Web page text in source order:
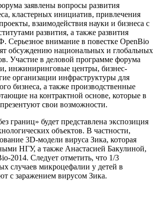
заявлены вопросы развития
кластерных инициатив, привлечения
взаимодействия науки и бизнеса c
развития, а также развития
Серьезное внимание в повестке OpenBio
обсуждению национальных и глобальных
Участие в деловой программе форума
инжиниринговые центры, бизнес-
организации инфраструктуры для
бизнеса, а также производственные
на контрактной основе, которые в
свои возможности.
границ» будет представлена экспозиция
объектов. В частности,
3D-модели вируса Зика, которая
НГУ, а также Анастасией Бакулиной,
2014. Следует отметить, что 1/3
случаев микроцефалии у детей в
с заражением вирусом Зика.